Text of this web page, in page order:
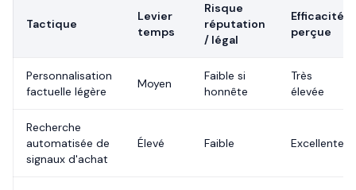
Tactique
Levier
temps
Risque
réputation
/ légal
Efficacité
perçue
Personnalisation
factuelle légère
Moyen
Faible si
honnête
Très
élevée
Recherche
automatisée de
signaux d'achat
Élevé Faible Excellente